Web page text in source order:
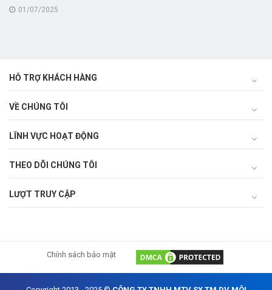
1/7/2025 trong lĩnh vực nông
01/07/2025
HỖ TRỢ KHÁCH HÀNG
VỀ CHÚNG TÔI
LĨNH VỰC HOẠT ĐỘNG
THEO DÕI CHÚNG TÔI
LƯỢT TRUY CẬP
Chính sách bảo mật